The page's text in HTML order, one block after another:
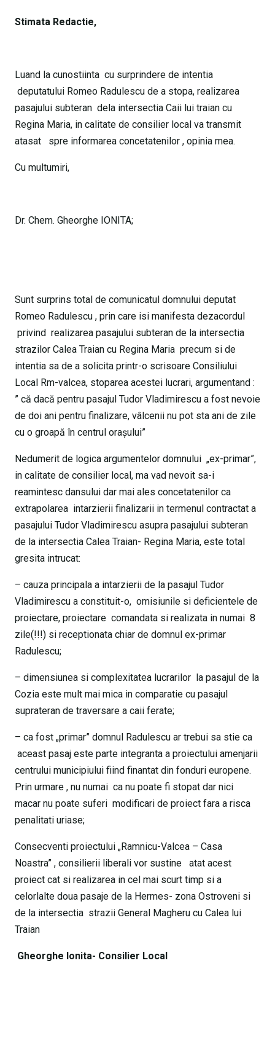
Stimata Redactie,
Luand la cunostiinta cu surprindere de intentia
deputatului Romeo Radulescu de a stopa, realizarea
pasajului subteran dela intersectia Caii lui traian cu
Regina Maria, in calitate de consilier local va transmit
atasat spre informarea concetatenilor , opinia mea.
Cu multumiri,
Dr. Chem. Gheorghe IONITA;
Sunt surprins total de comunicatul domnului deputat
Romeo Radulescu , prin care isi manifesta dezacordul
privind realizarea pasajului subteran de la intersectia
strazilor Calea Traian cu Regina Maria precum si de
intentia sa de a solicita printr-o scrisoare Consiliului
Local Rm-valcea, stoparea acestei lucrari, argumentand :
” că dacă pentru pasajul Tudor Vladimirescu a fost nevoie
de doi ani pentru finalizare, vâlcenii nu pot sta ani de zile
cu o groapă în centrul oraşului”
Nedumerit de logica argumentelor domnului „ex-primar”,
in calitate de consilier local, ma vad nevoit sa-i
reamintesc dansului dar mai ales concetatenilor ca
extrapolarea intarzierii finalizarii in termenul contractat a
pasajului Tudor Vladimirescu asupra pasajului subteran
de la intersectia Calea Traian- Regina Maria, este total
gresita intrucat:
– cauza principala a intarzierii de la pasajul Tudor
Vladimirescu a constituit-o, omisiunile si deficientele de
proiectare, proiectare comandata si realizata in numai 8
zile(!!!) si receptionata chiar de domnul ex-primar
Radulescu;
– dimensiunea si complexitatea lucrarilor la pasajul de la
Cozia este mult mai mica in comparatie cu pasajul
suprateran de traversare a caii ferate;
– ca fost „primar” domnul Radulescu ar trebui sa stie ca
aceast pasaj este parte integranta a proiectului amenjarii
centrului municipiului fiind finantat din fonduri europene.
Prin urmare , nu numai ca nu poate fi stopat dar nici
macar nu poate suferi modificari de proiect fara a risca
penalitati uriase;
Consecventi proiectului „Ramnicu-Valcea – Casa
Noastra” , consilierii liberali vor sustine atat acest
proiect cat si realizarea in cel mai scurt timp si a
celorlalte doua pasaje de la Hermes- zona Ostroveni si
de la intersectia strazii General Magheru cu Calea lui
Traian
Gheorghe Ionita- Consilier Local